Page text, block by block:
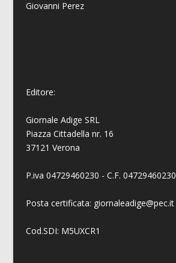
Giovanni Perez
Editore:
Giornale Adige SRL
Piazza Cittadella nr. 16
37121 Verona
P.iva 04729460230 - C.F. 04729460230
Posta certificata: giornaleadige@pec.it
Cod.SDI: M5UXCR1